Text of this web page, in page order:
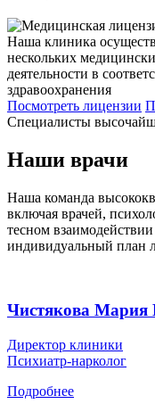
Наша клиника
нескольких
деятельности в
здравоохранения
Посмотреть лицензии
Специалисты
Наши врачи
Наша команда
включая врачей,
тесном
индивидуальный план
Чистякова Мария
Директор клиники
Психиатр-нарколог
Подробнее